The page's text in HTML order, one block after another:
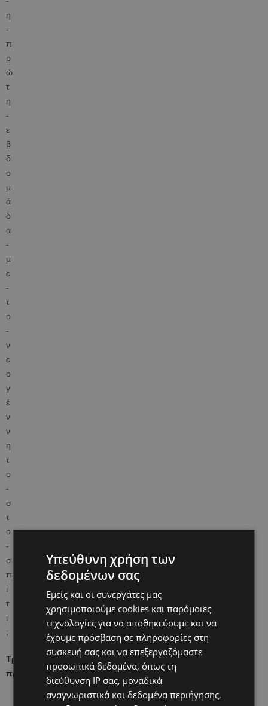
Τρεις μαμάδες μας δείχνουν σε ένα βίντεο πως πέρασαν την
πρώτη εβδομάδα με το μωράκι στο σπίτι.
Υπεύθυνη χρήση των
δεδομένων σας
Εμείς και οι συνεργάτες μας
χρησιμοποιούμε cookies και παρόμοιες
τεχνολογίες για να αποθηκεύουμε και να
έχουμε πρόσβαση σε πληροφορίες στη
συσκευή σας και να επεξεργαζόμαστε
προσωπικά δεδομένα, όπως τη
διεύθυνση IP σας, μοναδικά
αναγνωριστικά και δεδομένα περιήγησης,